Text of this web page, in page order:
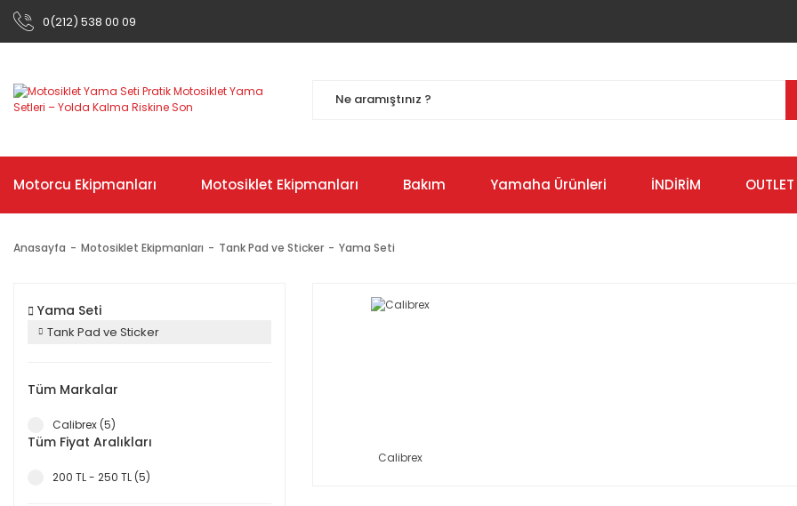
0(212) 538 00 09
Motorcu Ekipmanları Motosiklet Ekipmanları Bakım Yamaha Ürünleri İNDİRİM OUTLET
Anasayfa Motosiklet Ekipmanları Tank Pad ve Sticker Yama Seti
Yama Seti
Tank Pad ve Sticker
Tüm Markalar
Calibrex (5)
Tüm Fiyat Aralıkları
200 TL - 250 TL (5)
Calibrex